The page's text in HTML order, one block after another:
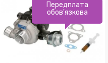
Передплата
обов'язкова